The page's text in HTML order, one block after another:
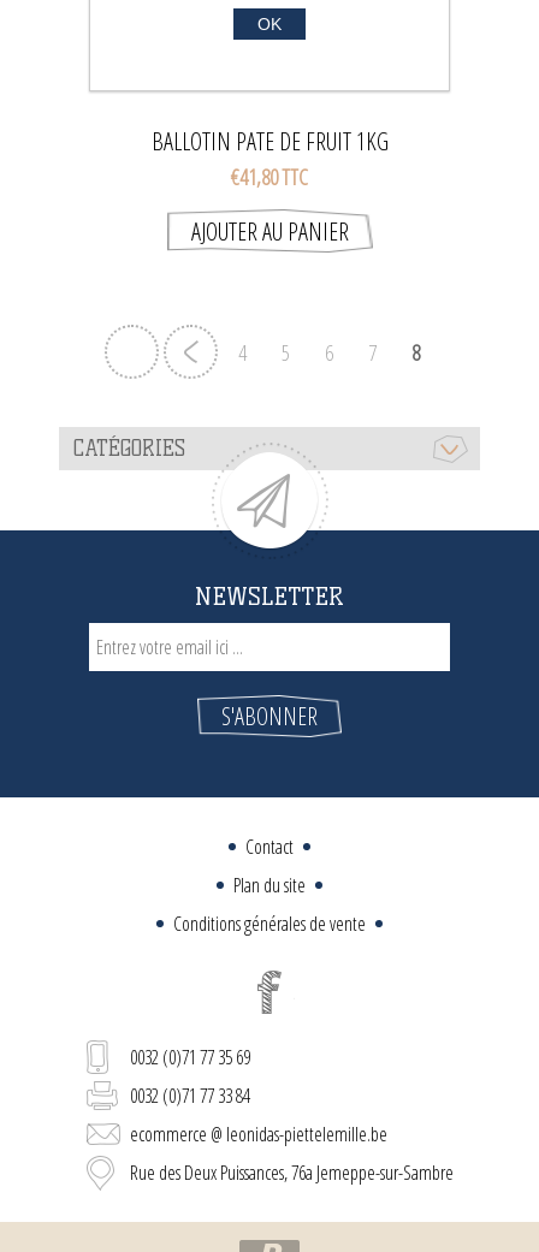
BALLOTIN PATE DE FRUIT 1KG
€41,80 TTC
4 5 6 7 8
CATÉGORIES
NEWSLETTER
Contact
Plan du site
Conditions générales de vente
0032 (0)71 77 35 69
0032 (0)71 77 33 84
ecommerce @ leonidas-piettelemille.be
Rue des Deux Puissances, 76a Jemeppe-sur-Sambre
OK